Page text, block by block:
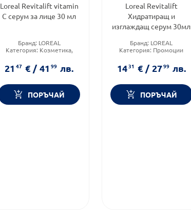
Loreal Revitalift vitamin
C серум за лице 30 мл
Бранд: LOREAL
Категория: Козметика,
Тип козметика:Масова
козметика
2147 € / 4199 лв.
ПОРЪЧАЙ
Loreal Revitalift
Хидратиращ и
изглаждащ серум 30мл
Бранд: LOREAL
Категория: Промоции
1431 € / 2799 лв.
ПОРЪЧАЙ